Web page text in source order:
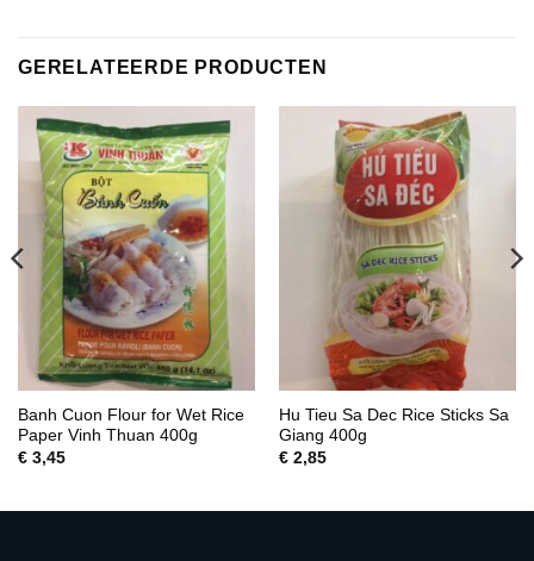
GERELATEERDE PRODUCTEN
Banh Cuon Flour for Wet Rice
Paper Vinh Thuan 400g
€3,45
Hu Tieu Sa Dec Rice Sticks Sa
Giang 400g
€2,85